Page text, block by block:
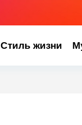
Стиль жизни